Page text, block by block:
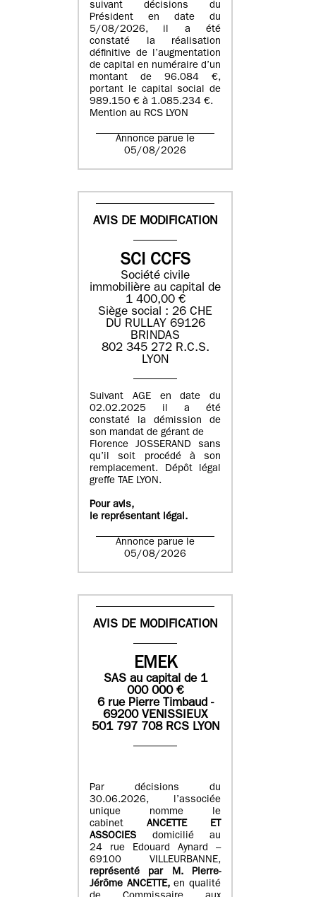
suivant décisions du
Président en date du
5/08/2026, il a été
constaté la réalisation
définitive de l’augmentation
de capital en numéraire d’un
montant de 96.084 €,
portant le capital social de
989.150 € à 1.085.234 €.
Mention au RCS LYON
Annonce parue le
05/08/2026
AVIS DE MODIFICATION
SCI CCFS
Société civile
immobilière au capital de
1 400,00 €
Siège social : 26 CHE
DU RULLAY 69126
BRINDAS
802 345 272 R.C.S.
LYON
Suivant AGE en date du
02.02.2025 il a été
constaté la démission de
son mandat de gérant de
Florence JOSSERAND sans
qu’il soit procédé à son
remplacement. Dépôt légal
greffe TAE LYON.
Pour avis,
le représentant légal.
Annonce parue le
05/08/2026
AVIS DE MODIFICATION
EMEK
SASau capital de 1
000 000€
6 rue Pierre Timbaud -
69200 VENISSIEUX
501 797 708 RCS LYON
Par décisions du
30.06.2026, l’associée
unique nomme le
cabinet ANCETTE ET
ASSOCIES
domicilié au
24 rue Edouard Aynard –
69100 VILLEURBANNE,
représenté par M.Pierre-
Jérôme ANCETTE, en qualité